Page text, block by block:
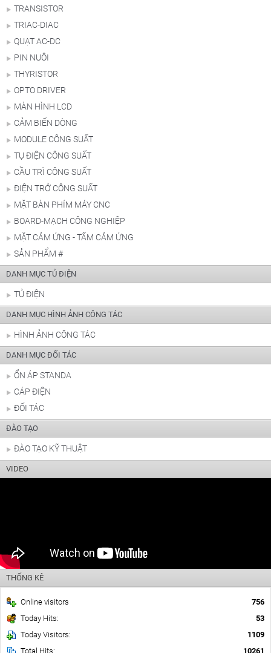
TRANSISTOR
TRIAC-DIAC
QUẠT AC-DC
PIN NUÔI
THYRISTOR
OPTO DRIVER
MÀN HÌNH LCD
CẢM BIẾN DÒNG
MODULE CÔNG SUẤT
TỤ ĐIỆN CÔNG SUẤT
CẦU TRÌ CÔNG SUẤT
ĐIỆN TRỞ CÔNG SUẤT
MẶT BÀN PHÍM MÁY CNC
BOARD-MẠCH CÔNG NGHIỆP
MẶT CẢM ỨNG - TẤM CẢM ỨNG
SẢN PHẨM #
DANH MỤC TỦ ĐIỆN
TỦ ĐIỆN
DANH MỤC HÌNH ẢNH CÔNG TÁC
HÌNH ẢNH CÔNG TÁC
DANH MỤC ĐỐI TÁC
ỔN ÁP STANDA
CÁP ĐIỆN
ĐỐI TÁC
ĐÀO TẠO
ĐÀO TẠO KỸ THUẬT
VIDEO
THỐNG KÊ
Online visitors
756
Today Hits:
53
Today Visitors:
1109
Total Hits:
10261